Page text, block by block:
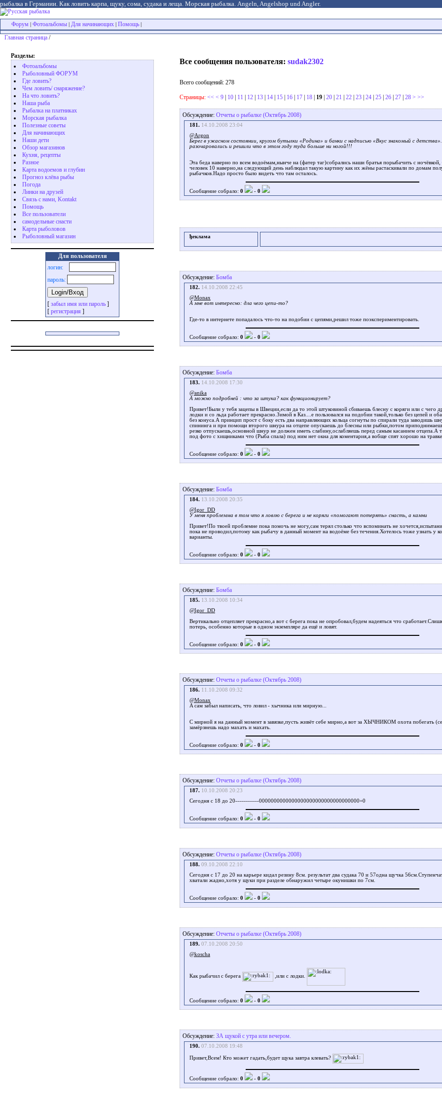
рыбалка в Германии. Как ловить карпа, щуку, сома, судака и леща. Морская рыбалка. Angeln, Angelshop und Angler.
Форум
Фотоальбомы Для начинающих Помощь
Главная страница /
Разделы:
Фотоальбомы
Рыболовный ФОРУМ
Где ловить?
Чем ловить/ снаряжение?
На что ловить?
Наша рыба
Рыбалка на платниках
Морская рыбалка
Полезные советы
Для начинающих
Наши дети
Обзор магазинов
Кухня, рецепты
Разное
Карта водоемов и глубин
Прогноз клёва рыбы
Погода
Линки на друзей
Связь с нами, Kontakt
Помощь
Все пользователи
самодельные снасти
Карта рыболовов
Рыболовный магазин
Для пользователя
логин:
пароль:
[ забыл имя или пароль ]
[ регистрация ]
Все сообщения пользователя: sudak2302
Всего сообщений: 278
Страницы: << < 9 | 10 | 11 | 12 | 13 | 14 | 15 | 16 | 17 | 18 | 19 | 20 | 21 | 22 | 23 | 24 | 25 | 26 | 27 | 28 > >>
Обсуждение: Отчеты о рыбалке (Октябрь 2008)
181. 14.10.2008 23:04
@Argon
Берег в ужасном состоянии, кругом бутылки «Родина» и банки с надписью «Вкус знакомый с
разочаровались и решили что в этом году туда больше ни ногой!!!
Эта беда наверно по всем водоёмам,нынче на (фатер таг)собрались наши братья порыбачить с
человек 10 наверно,на следующий день наблюдал такую картину как их жёны растаскивали по домам
рыбачков.Надо просто было видеть что там осталось.
Сообщение собрало: 0 - 0
ђеклама
Обсуждение: Бомба
182. 14.10.2008 22:45
@Monax
А мне вот интересно: дла чего цепи-то?
Где-то в интернете попадалось что-то на подобии с цепями,решил тоже поэкспериментировать.
Сообщение собрало: 0 - 0
Обсуждение: Бомба
183. 14.10.2008 17:30
@anika
А можно подробней : что за штука? как функционирует?
Привет!Были у тебя зацепы в Швеции,если да то этой штуковиной сбиваешь блесну с коряги или с чего
лодки и со льда работает прекрасно.Зимой в Каз....е пользовался на подобии такой,только без цепей и
без конуса.А принцип прост с боку есть два направляющих кольца согнуты по спирали туда заводишь
спининга и при помощи второго шнура на отцепе опускаешь до блесны или рыбки,потом
резко отпускаешь,основной шнур не должен иметь слабину,ослабляешь перед самым касанием отцепа.А
под фото с хищниками что (Рыба спала) под ним нет окна для коментария,а вобще спят хорошо на травке.
Сообщение собрало: 0 - 0
Обсуждение: Бомба
184. 13.10.2008 20:35
@Igor_DD
У меня проблемма в том что я ловлю с берега и не коряги «помогают потерять» снасть, а камни
Привет!По твоей проблемне пока помочь не могу,сам терял столько что вспоминать не
пока не проводил,потому как рыбачу в данный момент на водоёме без течения.Хотелось тоже узнать у
варианты.
Сообщение собрало: 0 - 0
Обсуждение: Бомба
185. 13.10.2008 10:34
@Igor_DD
Вертикально отцепляет прекрасно,а вот с берега пока не опробовал,будем надеяться что
потерь, особенно которые в одном экземпляре да ещё и ловят.
Сообщение собрало: 0 - 0
Обсуждение: Отчеты о рыбалке (Октябрь 2008)
186. 11.10.2008 09:32
@Monax
A сам забыл написать, что ловил - хычника или мирную...
С мирной я на данный момент в завязке,пусть живёт себе мирно,а вот за ХЫЧНИКОМ охота побегать
замёрзнешь надо махать и махать.
Сообщение собрало: 0 - 0
Обсуждение: Отчеты о рыбалке (Октябрь 2008)
187. 10.10.2008 20:23
Сегодня с 18 до 20------------0000000000000000000000000000000000=0
Сообщение собрало: 0 - 0
Обсуждение: Отчеты о рыбалке (Октябрь 2008)
188. 09.10.2008 22:10
Сегодня с 17 до 20 на карьере кидал резину 8см. результат два судака 70 и 57одна щучка
хватали жадно,хотя у щуки при разделе обнаружил четыре окунишки по 7см.
Сообщение собрало: 0 - 0
Обсуждение: Отчеты о рыбалке (Октябрь 2008)
189. 07.10.2008 20:50
@koscha
Как рыбачил с берега ,или с лодки.
Сообщение собрало: 0 - 0
Обсуждение: ЗА щукой с утра или вечером.
190. 07.10.2008 19:48
Привет,Всем! Кто может гадать,будет щука завтра клевать?
Сообщение собрало: 0 - 0